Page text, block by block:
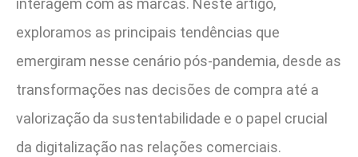
interagem com as marcas. Neste artigo,
exploramos as principais tendências que
emergiram nesse cenário pós-pandemia, desde as
transformações nas decisões de compra até a
valorização da sustentabilidade e o papel crucial
da digitalização nas relações comerciais.